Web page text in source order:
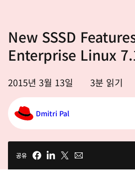
New SSSD
Enterprise Linux
2015년 3월 13일 3분 읽기
Dmitri Pal
공유